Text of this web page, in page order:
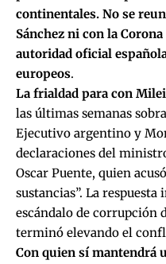
continentales. No se
Sánchez ni con la
autoridad oficial
europeos.
La frialdad para con
las últimas semanas
Ejecutivo argentino y
declaraciones del
Oscar Puente, quien
sustancias”. La
escándalo de corrupción
terminó elevando el
Con quien sí mantendrá